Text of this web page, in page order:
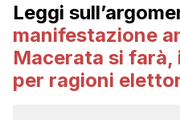
Leggi
manifestazione
Macerata si farà,
per ragioni